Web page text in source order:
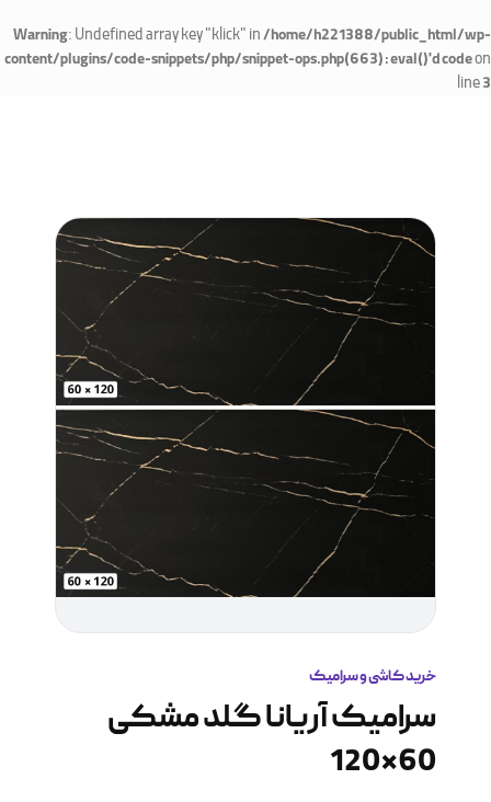
Warning: Undefined array key "klick" in/home/h221388/public_html/wp-
content/plugins/code-snippets/php/snippet-ops.php(663) : eval()'d codeon
line3
خرید کاشی و سرامیک
سرامیک آریانا گلد مشکی
60*120